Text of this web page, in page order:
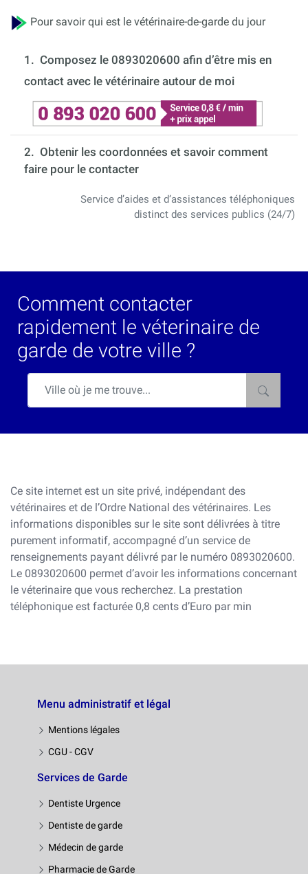
Pour savoir qui est le vétérinaire-de-garde du jour
1. Composez le 0893020600 afin d’être mis en
contact avec le vétérinaire autour de moi
2. Obtenir les coordonnées et savoir comment
faire pour le contacter
Service d’aides et d’assistances téléphoniques
distinct des services publics (24/7)
Comment contacter
rapidement le véterinaire de
garde de votre ville ?
Ce site internet est un site privé, indépendant des
vétérinaires et de l’Ordre National des vétérinaires. Les
informations disponibles sur le site sont délivrées à titre
purement informatif, accompagné d’un service de
renseignements payant délivré par le numéro 0893020600.
Le 0893020600 permet d’avoir les informations concernant
le véterinaire que vous recherchez. La prestation
téléphonique est facturée 0,8 cents d’Euro par min
Menu administratif et légal
Mentions légales
CGU - CGV
Services de Garde
Dentiste Urgence
Dentiste de garde
Médecin de garde
Pharmacie de Garde